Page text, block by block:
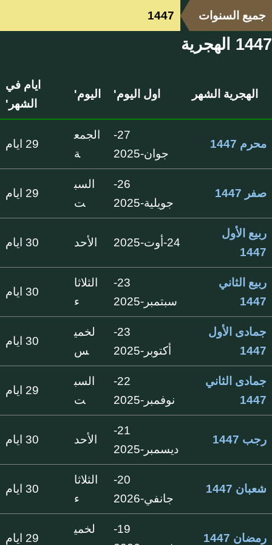
جميع السنوات 1447
1447 الهجرية
الهجرية الشهر اول اليوم' اليوم'
ايام في
الشهر'
محرم 1447
27-
جوان-2025
الجمع
ة
29 ايام
صفر 1447
26-
جويلية-2025
السب
ت
29 ايام
ربيع الأول
1447
24-أوت-2025 الأحد 30 ايام
ربيع الثاني
1447
23-
سبتمبر-2025
الثلاثا
ء
30 ايام
جمادى الأول
1447
23-
أكتوبر-2025
لخمي
س
30 ايام
جمادى الثاني
1447
22-
نوفمبر-2025
السب
ت
29 ايام
رجب 1447
21-
ديسمبر-2025
الأحد 30 ايام
شعبان 1447
20-
جانفي-2026
الثلاثا
ء
30 ايام
رمضان 1447
19-
لخمي
29 ايام